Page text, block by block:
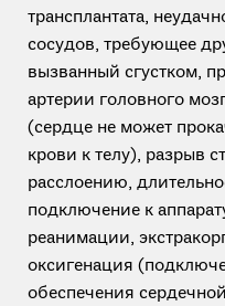
трансплантата,
сосудов, требующее
вызванный сгустком,
артерии головного
(сердце не может
крови к телу), разрыв
расслоению,
подключение к
реанимации,
оксигенация
обеспечения